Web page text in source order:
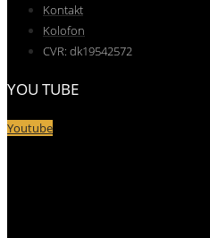
Kontakt
Kolofon
CVR: dk19542572
YOU TUBE
Youtube